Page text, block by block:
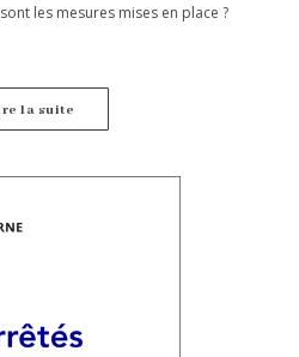
les mesures mises en place ?
la suite